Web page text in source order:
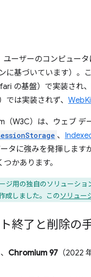
ーザーのコンピュー
に基づいています）。
の基盤）で実装され
は実装されず、
W3C）は、ウェブ デ
、
タに強みを発揮しま
かあります。
ジ用の独自のソリューシ
成しました。このソリュー
終了と削除の
Chromium 97 （2022